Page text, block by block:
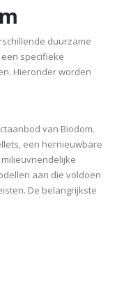
duurzame
specifieke
Hieronder worden
van Biodom.
een hernieuwbare
aan die voldoen
De belangrijkste